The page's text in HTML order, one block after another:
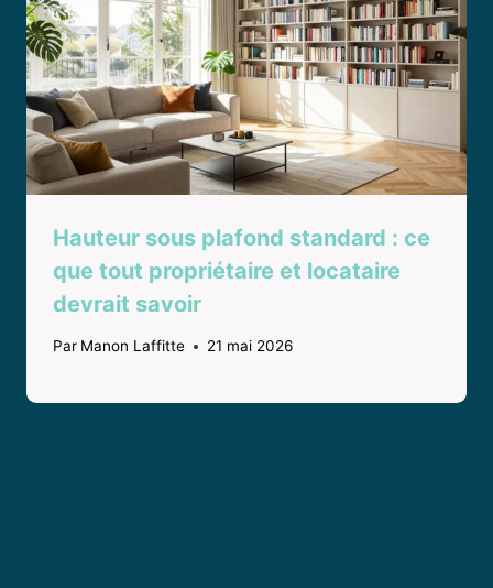
Hauteur sous plafond standard : ce
que tout propriétaire et locataire
devrait savoir
Par Manon Laffitte 21 mai 2026